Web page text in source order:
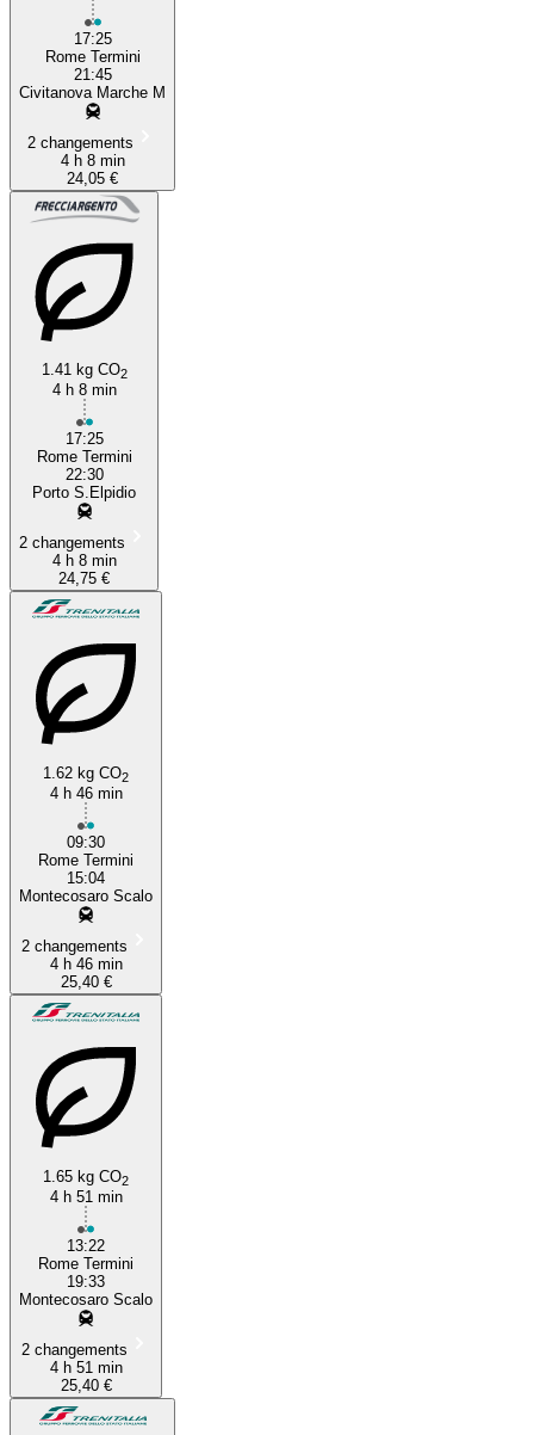
17:25
Rome Termini
21:45
Civitanova Marche M
2 changements
4 h 8 min
24,05 €
1.41 kg CO2
4 h 8 min
17:25
Rome Termini
22:30
Porto S.Elpidio
2 changements
4 h 8 min
24,75 €
1.62 kg CO2
4 h 46 min
09:30
Rome Termini
15:04
Montecosaro Scalo
2 changements
4 h 46 min
25,40 €
1.65 kg CO2
4 h 51 min
13:22
Rome Termini
19:33
Montecosaro Scalo
2 changements
4 h 51 min
25,40 €